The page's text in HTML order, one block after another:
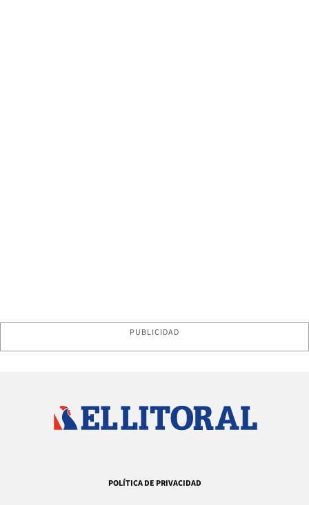
PUBLICIDAD
POLÍTICA DE PRIVACIDAD